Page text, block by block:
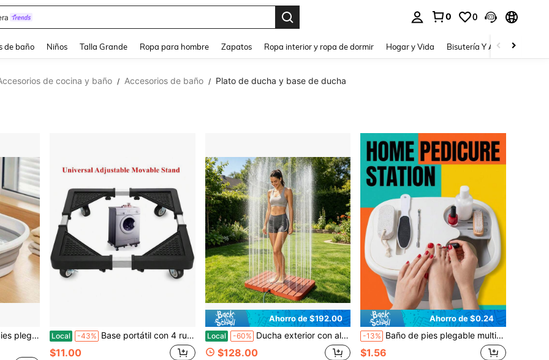
0 0
de baño Niños Talla Grande Ropa para hombre Zapatos Ropa interior y ropa de dormir Hogar y Vida Bisutería Y Accesorios
de cocina y baño / Accesorios de baño / Plato de ducha y base de ducha
pies, lavar la ropa y talla grande, color gris
Local -43% Base portátil con 4 ruedas giratorias y bloqueables, ajustable y móvil, universal para lavadora, refrigerador, secadora, muebles portátiles
$11.00
Ahorro de $192.00
Local -60% Ducha exterior con altura ajustable y control de flujo activado por el pie, ducha de jardín/piscina multifuncional, diseño portátil antideslizante ideal para adultos, mascotas, camping, patio trasero y juegos acuáticos de verano
$128.00
Ahorro de $0.24
-13% Baño de pies plegable multiusos con tapa de bloqueo de vapor, baño de mano/pie ligero para cuidado diario, cubo de plástico plegable con marco para relajar los pies, decoración del hogar, cocina, baño, piscina, viaje, lavandería, accesorios esenciales para el regreso a clases
$1.56